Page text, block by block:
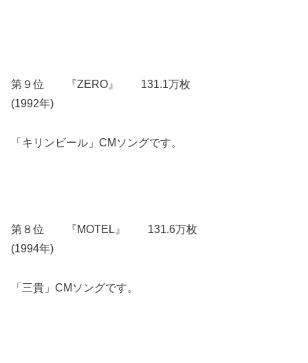
第９位 『ZERO』 131.1万枚
(1992年)
「キリンビール」CMソングです。
第８位 『MOTEL』 131.6万枚
(1994年)
「三貴」CMソングです。